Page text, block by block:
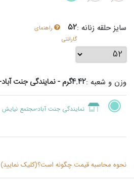
سایز حلقه زنانه :52
راهنمای
گارانتی
وزن و شعبه :4.42گرم - نمایندگی جنت آباد-مجتمع نیایش
نمایندگی جنت آباد-مجتمع نیایش
نحوه محاسبه قیمت چگونه است؟(کلیک نمایید)